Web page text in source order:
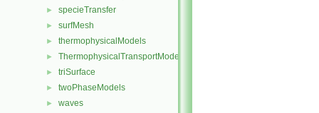
► specieTransfer
► surfMesh
► thermophysicalModels
► ThermophysicalTransportModels
► triSurface
► twoPhaseModels
► waves